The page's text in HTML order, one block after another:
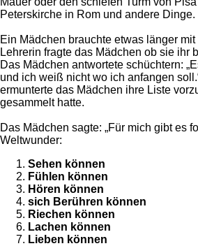
Peterskirche in Rom und andere Dinge.
Ein Mädchen brauchte etwas länger
Lehrerin fragte das Mädchen ob sie ihr
Das Mädchen antwortete schüchtern:
und ich weiß nicht wo ich anfangen
ermunterte das Mädchen ihre Liste
gesammelt hatte.
Das Mädchen sagte: „Für mich gibt es
Weltwunder:
Sehen können
Fühlen können
Hören können
sich Berühren können
Riechen können
Lachen können
Lieben können